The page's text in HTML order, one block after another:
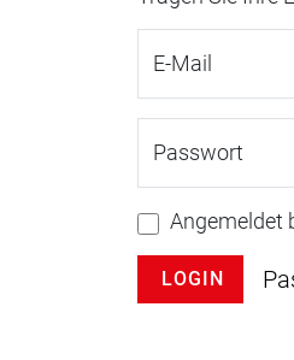
E-Mail
Passwort
Angemeldet
LOGIN